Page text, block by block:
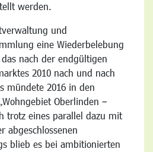
werden.
und
eine Wiederbelebung
nach der endgültigen
2010 nach und nach
mündete 2016 in den
Oberlinden –
trotz eines parallel dazu mit
abgeschlossenen
blieb es bei ambitionierten